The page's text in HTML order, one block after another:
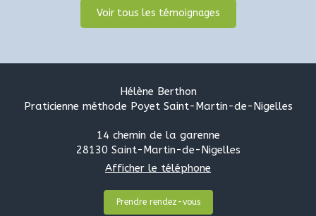
Voir tous les témoignages
Hélène Berthon
Praticienne méthode Poyet Saint-Martin-de-Nigelles
14 chemin de la garenne
28130 Saint-Martin-de-Nigelles
Afficher le téléphone
Prendre rendez-vous